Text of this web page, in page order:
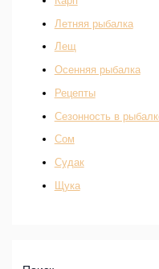
Летняя рыбалка
Лещ
Осенняя рыбалка
Рецепты
Сезонность в
Сом
Судак
Щука